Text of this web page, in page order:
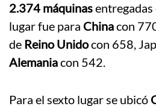
2.374 máquinas
lugar fue para Chinacon
de Reino Unidocon 658,
Alemaniacon 542.
Para el sexto lugar se ubicó